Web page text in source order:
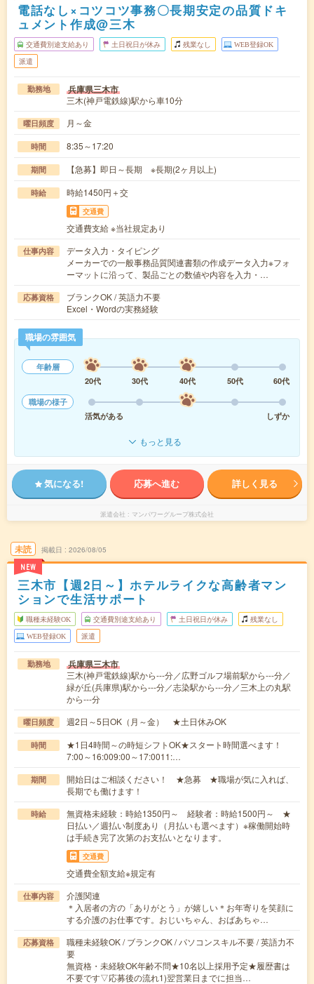
電話なし×コツコツ事務〇長期安定の品質ドキ
ュメント作成@三木
交通費別途支給あり 土日祝日が休み 残業なし WEB登録OK
派遣
勤務地 兵庫県三木市
三木(神戸電鉄線)駅から車10分
曜日頻度 月～金
時間 8:35～17:20
期間 【急募】即日～長期 ※長期(2ヶ月以上)
時給 時給1450円＋交
交通費
交通費支給 ※当社規定あり
仕事内容
データ入力・タイピング
メーカーでの一般事務品質関連書類の作成データ入力※フォ
ーマットに沿って、製品ごとの数値や内容を入力・…
応募資格
ブランクOK / 英語力不要
Excel・Wordの実務経験
職場の雰囲気
年齢層
20代
30代 40代 50代
60代
職場の様子
活気がある
しずか
もっと見る
気になる! 応募へ進む 詳しく見る
派遣会社 マンパワーグループ株式会社
未読
NEW
掲載日 2026/08/05
三木市【週2日～】ホテルライクな高齢者マン
ションで生活サポート
職種未経験OK 交通費別途支給あり 土日祝日が休み 残業なし
WEB登録OK 派遣
勤務地 兵庫県三木市
三木(神戸電鉄線)駅から---分／広野ゴルフ場前駅から---分／
緑が丘(兵庫県)駅から---分／志染駅から---分／三木上の丸駅
から---分
曜日頻度 週2日～5日OK（月～金） ★土日休みOK
時間
★1日4時間～の時短シフトOK★スタート時間選べます！
7:00～16:009:00～17:0011:…
期間
開始日はご相談ください！ ★急募 ★職場が気に入れば、
長期でも働けます！
時給
無資格未経験：時給1350円～ 経験者：時給1500円～ ★
日払い／週払い制度あり（月払いも選べます）※稼働開始時
は手続き完了次第のお支払いとなります。
交通費
交通費全額支給※規定有
仕事内容
介護関連
＊入居者の方の「ありがとう」が嬉しい＊お年寄りを笑顔に
する介護のお仕事です。おじいちゃん、おばあちゃ…
応募資格
職種未経験OK / ブランクOK / パソコンスキル不要 / 英語力不
要
無資格・未経験OK年齢不問★10名以上採用予定★履歴書は
不要です▽応募後の流れ1)翌営業日までに担当…